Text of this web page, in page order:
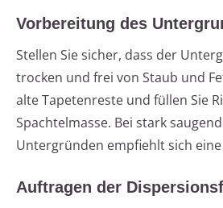
Vorbereitung des
Stellen Sie sicher, dass der
trocken und frei von Staub und
alte Tapetenreste und füllen Sie
Spachtelmasse. Bei stark
Untergründen empfiehlt sich
Auftragen der